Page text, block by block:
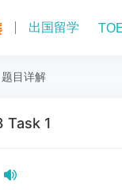
出国留学
题目详解
Task 1